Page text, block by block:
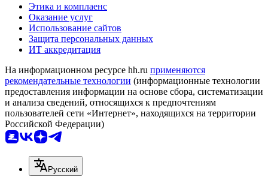
Этика и комплаенс
Оказание услуг
Использование сайтов
Защита персональных данных
ИТ аккредитация
На информационном ресурсе hh.ru применяются
рекомендательные технологии (информационные технологии
предоставления информации на основе сбора, систематизации
и анализа сведений, относящихся к предпочтениям
пользователей сети «Интернет», находящихся на территории
Российской Федерации)
Русский